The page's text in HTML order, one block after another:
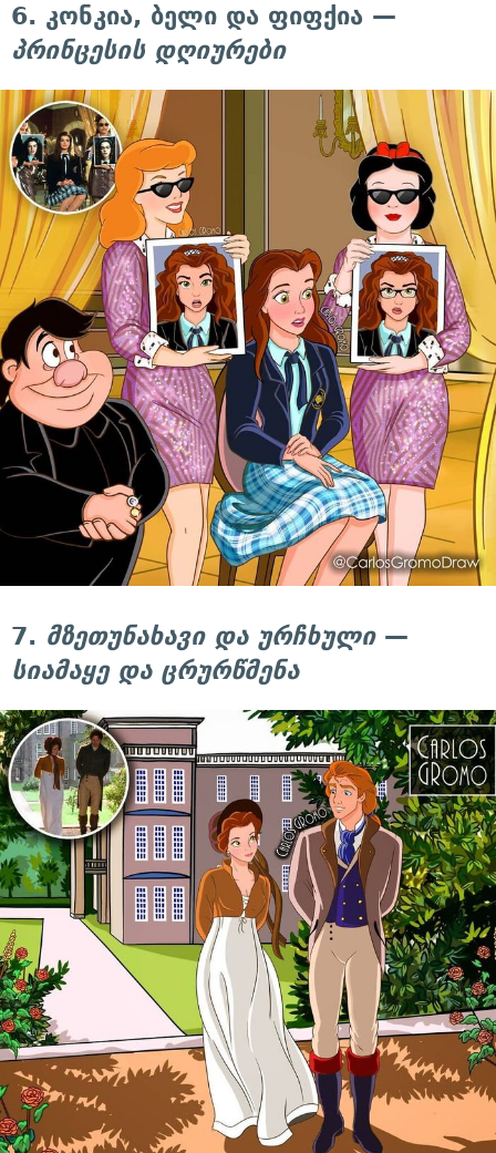
6. კონკია, ბელი და ფიფქია —
პრინცესის დღიურები
7. მზეთუნახავი და ურჩხული—
სიამაყე და ცრურწმენა